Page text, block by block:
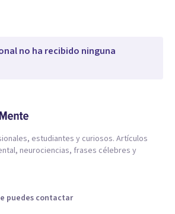
no ha recibido ninguna
estudiantes y curiosos. Artículos
neurociencias, frases célebres y
puedes contactar